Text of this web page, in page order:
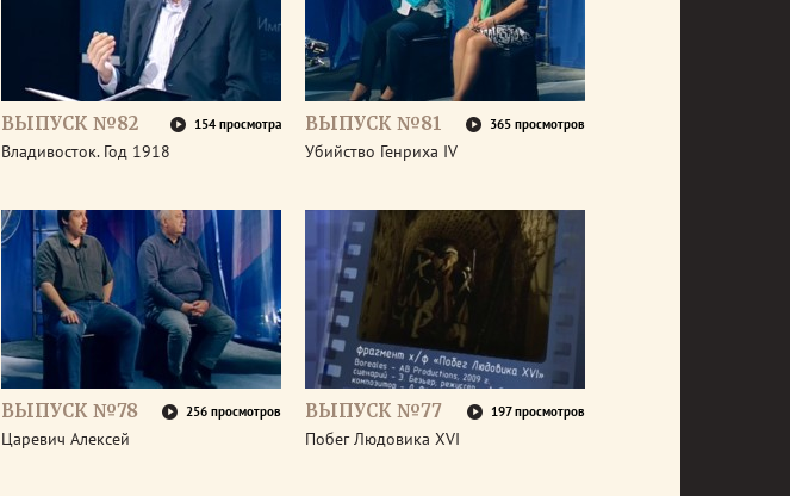
ВЫПУСК №82 154 просмотра
Владивосток. Год 1918
ВЫПУСК №81 365 просмотров
Убийство Генриха IV
ВЫПУСК №78 256 просмотров
Царевич Алексей
ВЫПУСК №77 197 просмотров
Побег Людовика XVI